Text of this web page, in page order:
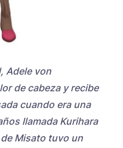
Adele von
de cabeza y recibe
cuando era una
llamada Kurihara
Misato tuvo un